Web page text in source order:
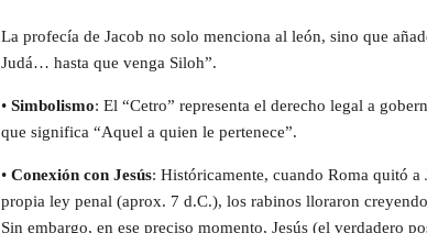
La profecía de Jacob no solo menciona al león, sino que
Judá… hasta que venga Siloh”.
• Simbolismo: El “Cetro” representa el derecho legal a
que significa “Aquel a quien le pertenece”.
• Conexión con Jesús: Históricamente, cuando Roma quitó a
propia ley penal (aprox. 7 d.C.), los rabinos lloraron
Sin embargo, en ese preciso momento, Jesús (el verdadero